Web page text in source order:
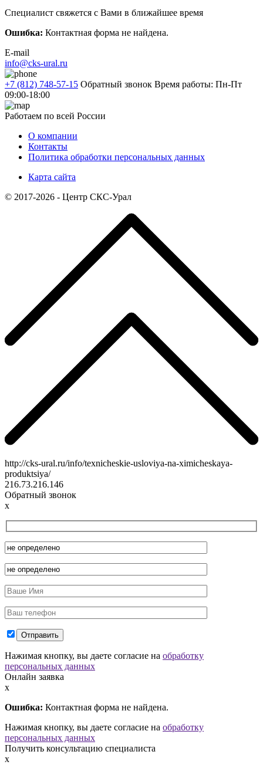
Специалист свяжется с Вами в ближайшее время
Ошибка: Контактная форма не найдена.
E-mail
info@cks-ural.ru
+7 (812) 748-57-15 Обратный звонок Время работы: Пн-Пт
09:00-18:00
Работаем по всей России
О компании
Контакты
Политика обработки персональных данных
Карта сайта
© 2017-2026 - Центр СКС-Урал
http://cks-ural.ru/info/texnicheskie-usloviya-na-ximicheskaya-
produktsiya/
216.73.216.146
Обратный звонок
x
Нажимая кнопку, вы даете согласие на обработку
персональных данных
Онлайн заявка
x
Ошибка: Контактная форма не найдена.
Нажимая кнопку, вы даете согласие на обработку
персональных данных
Получить консультацию специалиста
x